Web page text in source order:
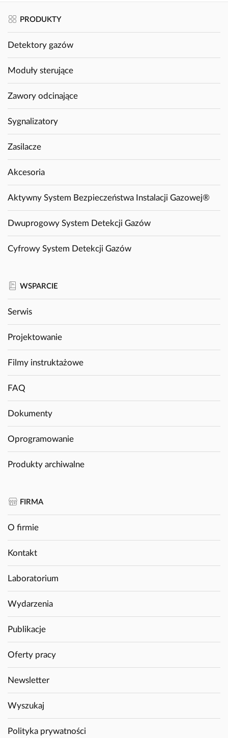
PRODUKTY
Detektory gazów
Moduły sterujące
Zawory odcinające
Sygnalizatory
Zasilacze
Akcesoria
Aktywny System Bezpieczeństwa Instalacji Gazowej®
Dwuprogowy System Detekcji Gazów
Cyfrowy System Detekcji Gazów
WSPARCIE
Serwis
Projektowanie
Filmy instruktażowe
FAQ
Dokumenty
Oprogramowanie
Produkty archiwalne
FIRMA
O firmie
Kontakt
Laboratorium
Wydarzenia
Publikacje
Oferty pracy
Newsletter
Wyszukaj
Polityka prywatności